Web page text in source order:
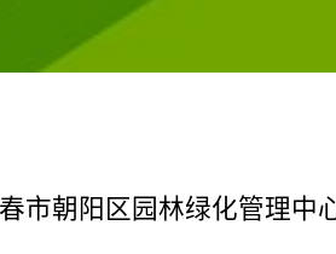
市朝阳区园林绿化管理中